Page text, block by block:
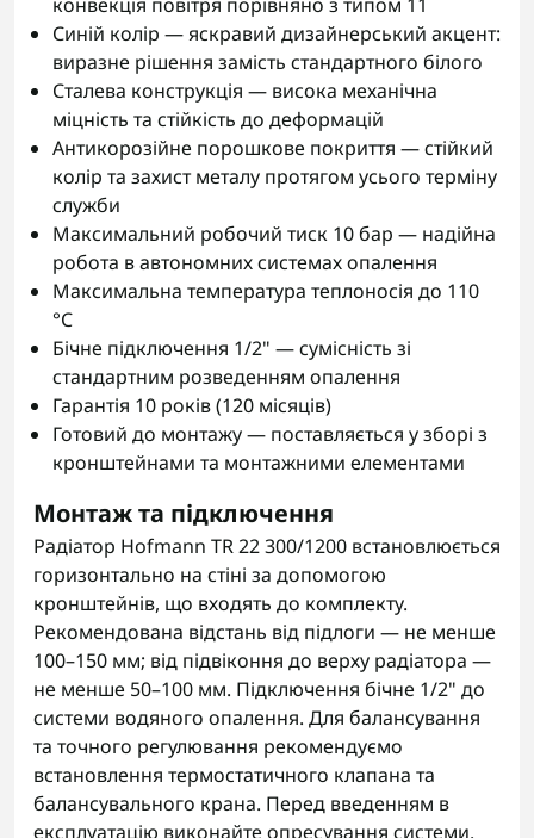
Синій колір — яскравий дизайнерський акцент:
виразне рішення замість стандартного білого
Сталева конструкція — висока механічна
міцність та стійкість до деформацій
Антикорозійне порошкове покриття — стійкий
колір та захист металу протягом усього терміну
служби
Максимальний робочий тиск 10 бар — надійна
робота в автономних системах опалення
Максимальна температура теплоносія до 110
°C
Бічне підключення 1/2" — сумісність зі
стандартним розведенням опалення
Гарантія 10 років (120 місяців)
Готовий до монтажу — поставляється у зборі з
кронштейнами та монтажними елементами
Монтаж та підключення
Радіатор Hofmann TR 22 300/1200 встановлюється
горизонтально на стіні за допомогою
кронштейнів, що входять до комплекту.
Рекомендована відстань від підлоги — не менше
100–150 мм; від підвіконня до верху радіатора —
не менше 50–100 мм. Підключення бічне 1/2" до
системи водяного опалення. Для балансування
та точного регулювання рекомендуємо
встановлення термостатичного клапана та
балансувального крана. Перед введенням в
експлуатацію виконайте опресування системи.